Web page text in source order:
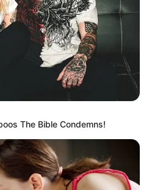
The Bible Condemns!